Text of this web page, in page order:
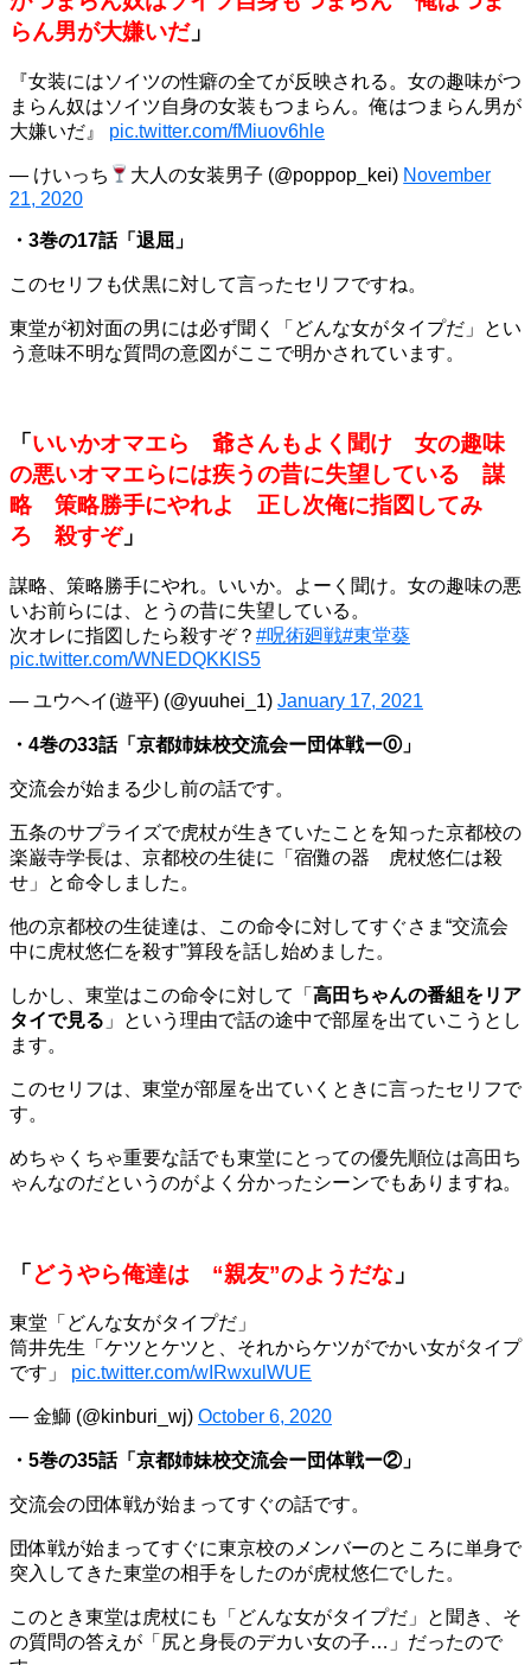
らん男が大嫌いだ」
『女装にはソイツの性癖の全てが反映される。女の趣味がつ
まらん奴はソイツ自身の女装もつまらん。俺はつまらん男が
大嫌いだ』 pic.twitter.com/fMiuov6hle
— けいっち 大人の女装男子 (@poppop_kei) November
21, 2020
・3巻の17話「退屈」
このセリフも伏黒に対して言ったセリフですね。
東堂が初対面の男には必ず聞く「どんな女がタイプだ」とい
う意味不明な質問の意図がここで明かされています。
「 いいかオマエら 爺さんもよく聞け 女の趣味
の悪いオマエらには疾うの昔に失望している 謀
略 策略勝手にやれよ 正し次俺に指図してみ
ろ 殺すぞ」
謀略、策略勝手にやれ。いいか。よーく聞け。女の趣味の悪
いお前らには、とうの昔に失望している。
次オレに指図したら殺すぞ？ #呪術廻戦#東堂葵
pic.twitter.com/WNEDQKKlS5
— ユウヘイ(遊平) (@yuuhei_1) January 17, 2021
・4巻の33話「京都姉妹校交流会ー団体戦ー⓪」
交流会が始まる少し前の話です。
五条のサプライズで虎杖が生きていたことを知った京都校の
楽巌寺学長は、京都校の生徒に「宿儺の器 虎杖悠仁は殺
せ」と命令しました。
他の京都校の生徒達は、この命令に対してすぐさま“交流会
中に虎杖悠仁を殺す”算段を話し始めました。
しかし、東堂はこの命令に対して「 高田ちゃんの番組をリア
タイで見る 」という理由で話の途中で部屋を出ていこうとし
ます。
このセリフは、東堂が部屋を出ていくときに言ったセリフで
す。
めちゃくちゃ重要な話でも東堂にとっての優先順位は高田ち
ゃんなのだというのがよく分かったシーンでもありますね。
「どうやら俺達は “親友”のようだな 」
東堂「どんな女がタイプだ」
筒井先生「ケツとケツと、それからケツがでかい女がタイプ
です」 pic.twitter.com/wIRwxulWUE
— 金鰤 (@kinburi_wj) October 6, 2020
・5巻の35話「京都姉妹校交流会ー団体戦ー②」
交流会の団体戦が始まってすぐの話です。
団体戦が始まってすぐに東京校のメンバーのところに単身で
突入してきた東堂の相手をしたのが虎杖悠仁でした。
このとき東堂は虎杖にも「どんな女がタイプだ」と聞き、そ
の質問の答えが「尻と身長のデカい女の子…」だったので